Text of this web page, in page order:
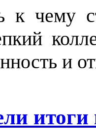
к чему
и
итоги